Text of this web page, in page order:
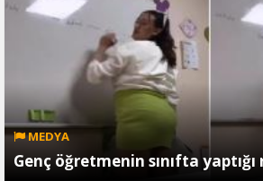
MEDYA
Genç öğretmenin sınıfta